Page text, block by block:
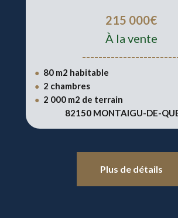
215 000€
À la vente
● 80 m2 habitable
● 2 chambres
● 2 000 m2 de terrain
82150 MONTAIGU-DE-
Plus de détails